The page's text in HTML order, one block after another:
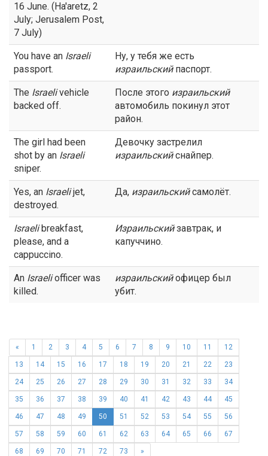
16 June. (Ha'aretz, 2
July; Jerusalem Post,
7 July)
You have an Israeli
passport.
Ну, у тебя же есть
израильскийпаспорт.
The Israelivehicle
backed off.
После этого израильский
автомобиль покинул этот
район.
The girl had been
shot by an Israeli
sniper.
Девочку застрелил
израильскийснайпер.
Yes, an Israelijet,
destroyed.
Да, израильскийсамолёт.
Israelibreakfast,
please, and a
cappuccino.
Израильскийзавтрак, и
капуччино.
An Israeliofficer was
killed.
израильскийофицер был
убит.
« 1 2 3 4 5 6 7 8 9 10 11 12
13 14 15 16 17 18 19 20 21 22 23
24 25 26 27 28 29 30 31 32 33 34
35 36 37 38 39 40 41 42 43 44 45
46 47 48 49 50 51 52 53 54 55 56
57 58 59 60 61 62 63 64 65 66 67
68 69 70 71 72 73 »